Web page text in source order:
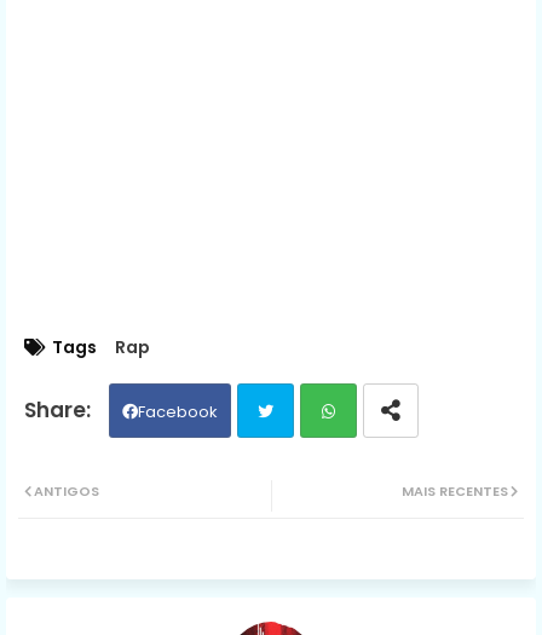
Tags Rap
Facebook
ap
MAIS RECENTES
ANTIGOS